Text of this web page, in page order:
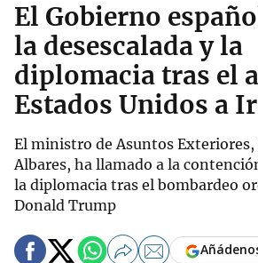
El Gobierno
la desescalada y la
diplomacia tras el
Estados Unidos a
El ministro de Asuntos Exteriores,
Albares, ha llamado a la
la diplomacia tras el bombardeo
Donald Trump